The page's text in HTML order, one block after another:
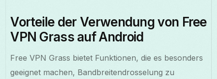
Vorteile der Verwendung von Free
VPN Grass auf Android
Free VPN Grass bietet Funktionen, die es besonders
geeignet machen, Bandbreitendrosselung zu